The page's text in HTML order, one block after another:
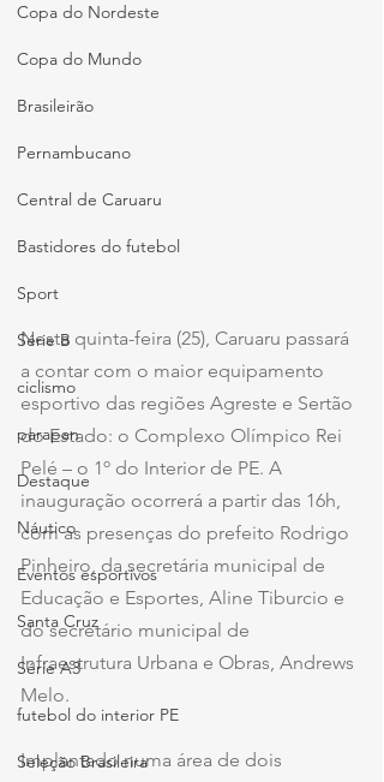
Copa do Nordeste
Copa do Mundo
Brasileirão
Pernambucano
Central de Caruaru
Bastidores do futebol
Sport
Série B
ciclismo
parapan
Destaque
Náutico
Eventos esportivos
Santa Cruz
Série A3
futebol do interior PE
Seleção Brasileira
Nesta quinta-feira (25), Caruaru passará
a contar com o maior equipamento
esportivo das regiões Agreste e Sertão
do Estado: o Complexo Olímpico Rei
Pelé – o 1º do Interior de PE. A
inauguração ocorrerá a partir das 16h,
com as presenças do prefeito Rodrigo
Pinheiro, da secretária municipal de
Educação e Esportes, Aline Tiburcio e
do secretário municipal de
Infraestrutura Urbana e Obras, Andrews
Melo.
Implantado numa área de dois